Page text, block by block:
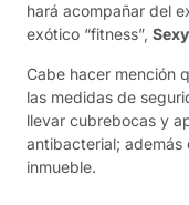
hará acompañar del
exótico “fitness”,
Cabe hacer mención
las medidas de
llevar cubrebocas y
antibacterial;
inmueble.